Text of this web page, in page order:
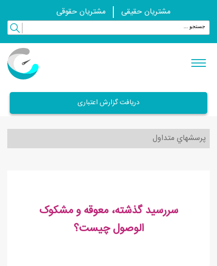
مشتریان حقیقی مشتریان حقوقی
دریافت گزارش اعتباری
پرسشهاي متداول
سررسید گذشته، معوقه و مشکوک
الوصول چیست؟